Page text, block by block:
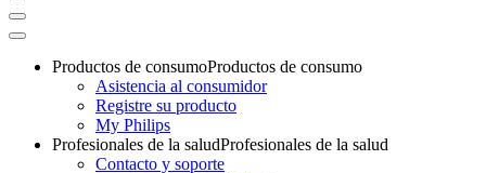
Productos de consumoProductos de consumo
Asistencia al consumidor
Registre su producto
My Philips
Profesionales de la saludProfesionales de la salud
Contacto y soporte